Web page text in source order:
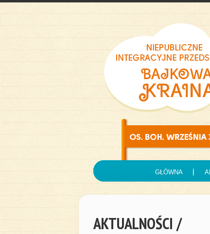
GŁÓWNA
AKTUALNOŚCI /